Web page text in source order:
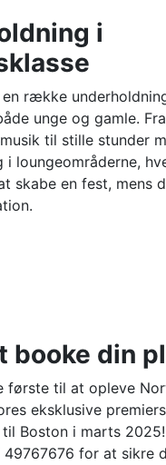
i
række
unge og gamle.
til stille stunder
i loungeområderne,
skabe en fest, mens
booke din p
til at opleve
eksklusive
Boston i marts
for at sikre